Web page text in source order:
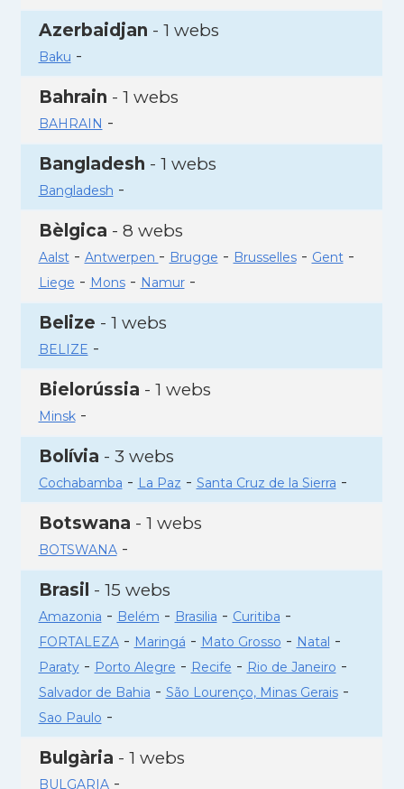
Azerbaidjan - 1 webs
Baku -
Bahrain - 1 webs
BAHRAIN -
Bangladesh - 1 webs
Bangladesh -
Bèlgica - 8 webs
Aalst- Antwerpen - Brugge - Brusselles- Gent-
Liege - Mons- Namur-
Belize - 1 webs
BELIZE -
Bielorússia - 1 webs
Minsk-
Bolívia - 3 webs
Cochabamba - La Paz - Santa Cruz de la Sierra -
Botswana - 1 webs
BOTSWANA-
Brasil - 15 webs
Amazonia - Belém - Brasilia - Curitiba -
FORTALEZA- Maringá - Mato Grosso - Natal -
Paraty- Porto Alegre - Recife - Rio de Janeiro -
Salvador de Bahia - São Lourenço, Minas Gerais-
Sao Paulo -
Bulgària - 1 webs
BULGARIA-